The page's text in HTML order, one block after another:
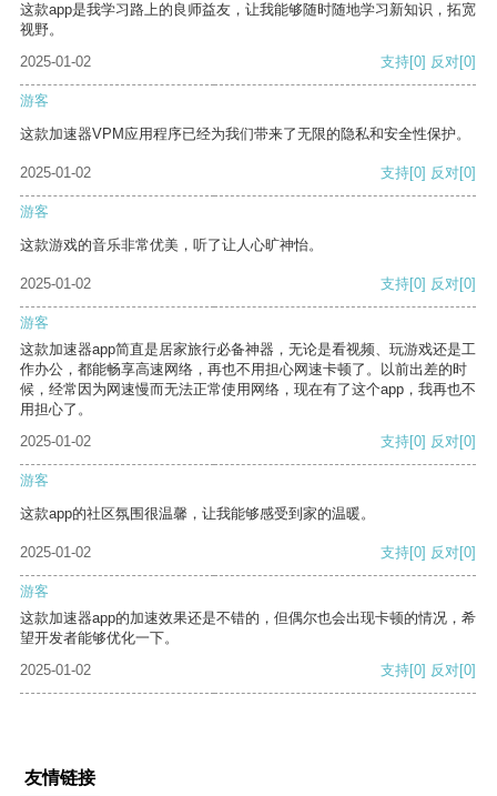
这款app是我学习路上的良师益友，让我能够随时随地学习新知识，拓宽
视野。
2025-01-02
支持[0] 反对[0]
游客
这款加速器VPM应用程序已经为我们带来了无限的隐私和安全性保护。
2025-01-02 支持[0] 反对[0]
游客
这款游戏的音乐非常优美，听了让人心旷神怡。
2025-01-02 支持[0] 反对[0]
游客
这款加速器app简直是居家旅行必备神器，无论是看视频、玩游戏还是工
作办公，都能畅享高速网络，再也不用担心网速卡顿了。以前出差的时
候，经常因为网速慢而无法正常使用网络，现在有了这个app，我再也不
用担心了。
2025-01-02
支持[0] 反对[0]
游客
这款app的社区氛围很温馨，让我能够感受到家的温暖。
2025-01-02 支持[0] 反对[0]
游客
这款加速器app的加速效果还是不错的，但偶尔也会出现卡顿的情况，希
望开发者能够优化一下。
2025-01-02
支持[0] 反对[0]
友情链接